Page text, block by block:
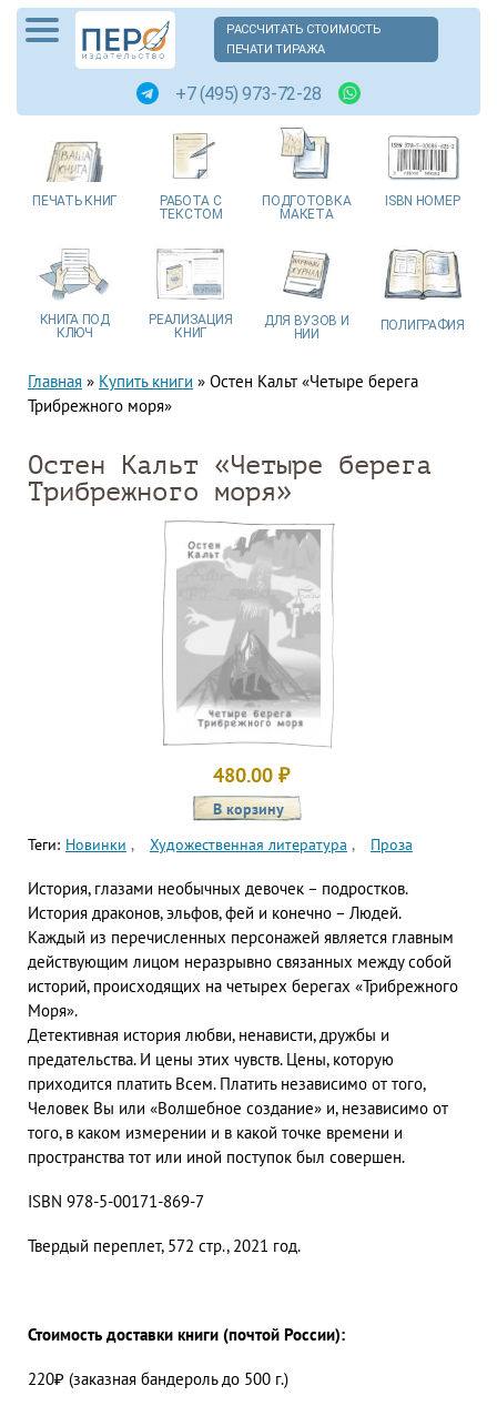
РАССЧИТАТЬ СТОИМОСТЬ
ПЕЧАТИ ТИРАЖА
+7 (495) 973-72-28
ПЕЧАТЬ КНИГ РАБОТА С
ТЕКСТОМ
ПОДГОТОВКА
МАКЕТА
ISBN НОМЕР
КНИГА ПОД
КЛЮЧ
РЕАЛИЗАЦИЯ
КНИГ
ДЛЯ ВУЗОВ И
НИИ
ПОЛИГРАФИЯ
Главная » Купить книги » Остен Кальт «Четыре берега
Трибрежного моря»
Остен Кальт «Четыре берега
Трибрежного моря»
480.00 ₽
Теги: Новинки Художественная литература Проза
История, глазами необычных девочек – подростков.
История драконов, эльфов, фей и конечно – Людей.
Каждый из перечисленных персонажей является главным
действующим лицом неразрывно связанных между собой
историй, происходящих на четырех берегах «Трибрежного
Моря».
Детективная история любви, ненависти, дружбы и
предательства. И цены этих чувств. Цены, которую
приходится платить Всем. Платить независимо от того,
Человек Вы или «Волшебное создание» и, независимо от
того, в каком измерении и в какой точке времени и
пространства тот или иной поступок был совершен.
ISBN 978-5-00171-869-7
Твердый переплет, 572 стр., 2021 год.
Стоимость доставки книги (почтой России):
220₽ (заказная бандероль до 500 г.)